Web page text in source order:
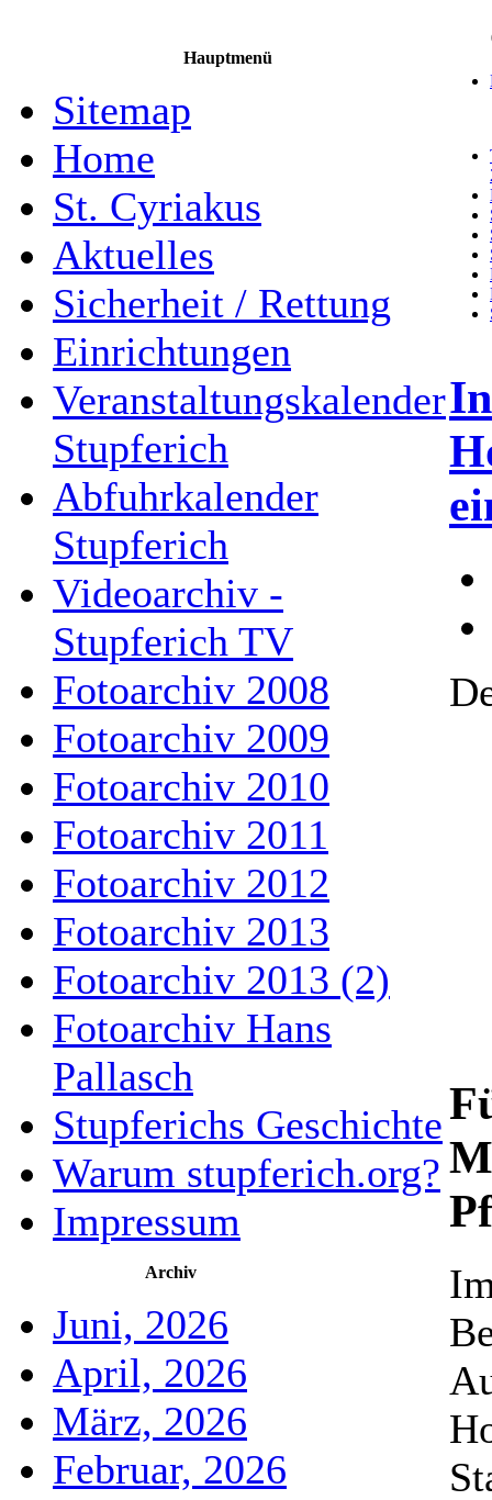
Hauptmenü
Sitemap
Home
St. Cyriakus
Aktuelles
Sicherheit / Rettung
Einrichtungen
Veranstaltungskalender
Stupferich
Abfuhrkalender
Stupferich
Videoarchiv -
Stupferich TV
Fotoarchiv 2008
Fotoarchiv 2009
Fotoarchiv 2010
Fotoarchiv 2011
Fotoarchiv 2012
Fotoarchiv 2013
Fotoarchiv 2013 (2)
Fotoarchiv Hans
Pallasch
Stupferichs Geschichte
Warum stupferich.org?
Impressum
Archiv
Juni, 2026
April, 2026
März, 2026
Februar, 2026